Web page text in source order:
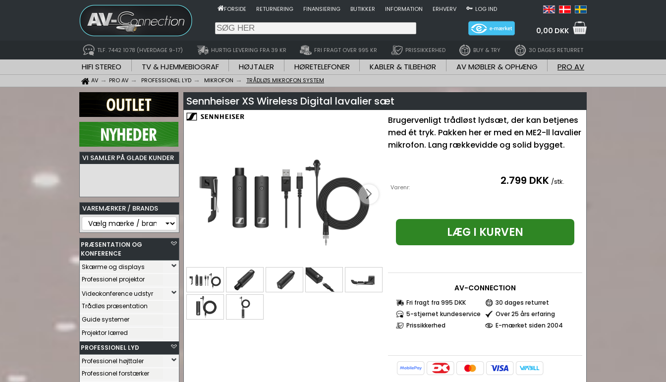
FORSIDE RETURNERING FINANSIERING BUTIKKER INFORMATION ERHVERV LOG IND
0,00 DKK
TLF. 7442 1078 (HVERDAGE 9-17) HURTIG LEVERING FRA 39 KR FRI FRAGT OVER 995 KR PRISSIKKERHED BUY & TRY 30 DAGES RETURRET
HIFI STEREO TV & HJEMMEBIOGRAF HØJTALER HØRETELEFONER KABLER & TILBEHØR AV MØBLER & OPHÆNG PRO AV
AV PRO AV PROFESSIONEL LYD MIKROFON TRÅDLØS MIKROFON SYSTEM
VI SAMLER PÅ GLADE KUNDER
VAREMÆRKER / BRANDS
PRÆSENTATION OG
KONFERENCE
Skærme og displays
Professionel projektor
Videokonference udstyr
Trådløs præsentation
Guide systemer
Projektor lærred
PROFESSIONEL LYD
Professionel højttaler
Professionel forstærker
Sennheiser XS Wireless Digital lavalier sæt
Brugervenligt trådløst lydsæt, der kan betjenes
med ét tryk. Pakken her er med en ME2-ll lavalier
mikrofon. Lang rækkevidde og solid bygget.
Varenr: 2.799 DKK /stk.
LÆG I KURVEN
AV-CONNECTION
Fri fragt fra 995 DKK
30 dages returret
5-stjernet kundeservice
Over 25 års erfaring
Prissikkerhed
E-mærket siden 2004